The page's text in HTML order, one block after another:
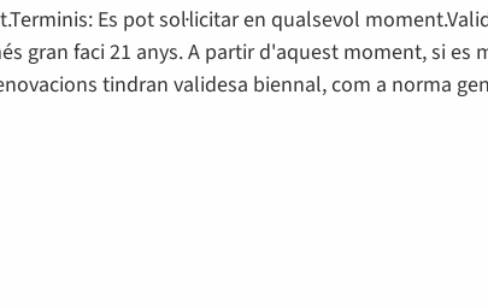
Es pot sol·licitar en qualsevol
gran faci 21 anys. A partir d'aquest moment, si es
tindran validesa biennal, com a norma